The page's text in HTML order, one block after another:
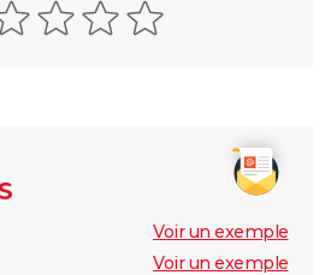
Voir un exemple
Voir un exemple